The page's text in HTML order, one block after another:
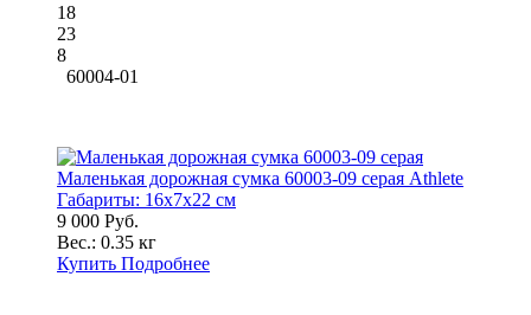
18
23
8
60004-01
Маленькая дорожная сумка 60003-09 серая Athlete
Габариты: 16x7x22 см
9 000 Руб.
Вес.: 0.35 кг
Купить Подробнее